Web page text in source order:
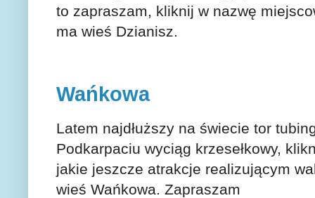
to zapraszam, kliknij w nazwę
ma wieś Dzianisz.
Wańkowa
Latem najdłuższy na świecie tor
Podkarpaciu wyciąg krzesełkowy,
jakie jeszcze atrakcje realizującym
wieś Wańkowa. Zapraszam